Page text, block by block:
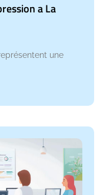
a La
une